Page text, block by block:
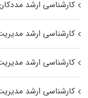
کارشناسی ارشد
کارشناسی ارشد
کارشناسی ارشد
کارشناسی ارشد